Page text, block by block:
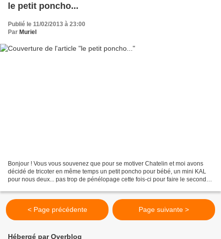
le petit poncho...
Publié le 11/02/2013 à 23:00
Par Muriel
Bonjour ! Vous vous souvenez que pour se motiver Chatelin et moi avons
décidé de tricoter en même temps un petit poncho pour bébé, un mini KAL
pour nous deux... pas trop de pénélopage cette fois-ci pour faire le second
< Page précédente Page suivante >
Hébergé par Overblog